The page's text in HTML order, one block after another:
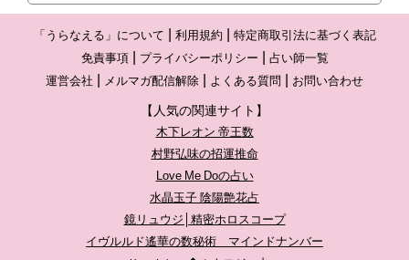
「うらなえる」について 利用規約
特定商取引法に基づく表記
免責事項
プライバシーポリシー
占い師一覧
運営会社
メルマガ配信解除 よくある質問 お問い合わせ
【人気の関連サイト】
木下レオン 帝王数
村野弘味の招運推命
Love Me Doの占い
水晶玉子 陰陽艶花占
鏡リュウジ│精密ホロスコープ
イヴルルド遙華の数秘術 マインドナンバー